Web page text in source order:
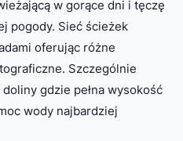
w gorące dni i tęczę
pogody. Sieć ścieżek
oferując różne
Szczególnie
gdzie pełna wysokość
wody najbardziej